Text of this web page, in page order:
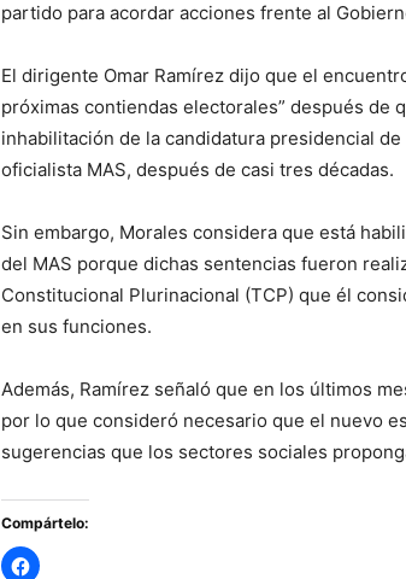
partido para acordar acciones frente al
El dirigente Omar Ramírez dijo que el
próximas contiendas electorales” después de
inhabilitación de la candidatura presidencial
oficialista MAS, después de casi tres décadas.
Sin embargo, Morales considera que está
del MAS porque dichas sentencias fueron
Constitucional Plurinacional (TCP) que él
en sus funciones.
Además, Ramírez señaló que en los últimos
por lo que consideró necesario que el nuevo
sugerencias que los sectores sociales
Compártelo: